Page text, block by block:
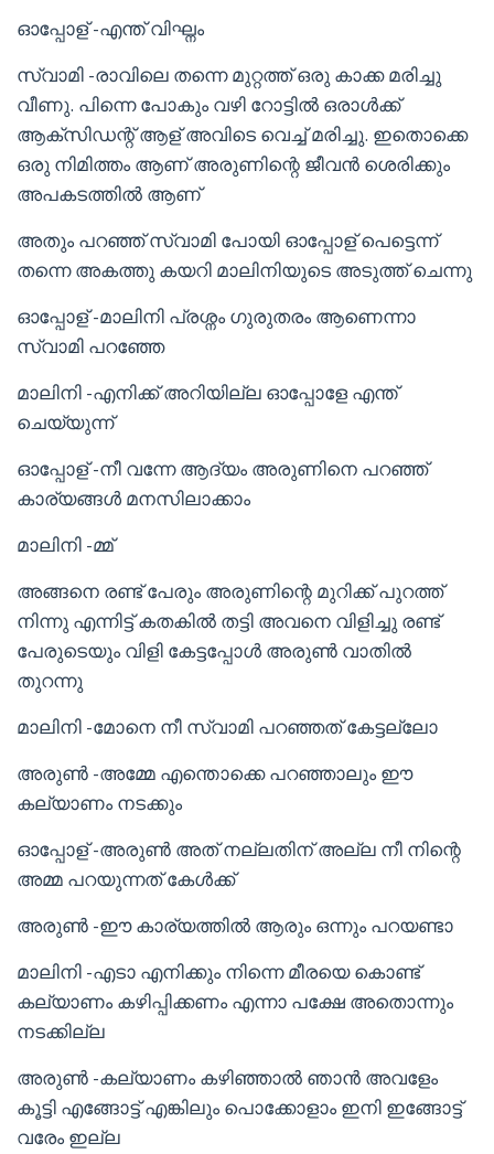
ഓപ്പോള് -എന്ത് വിഘ്നം
സ്വാമി -രാവിലെ തന്നെ മുറ്റത്ത് ഒരു കാക്ക മരിച്ചു
വീണു. പിന്നെ പോകും വഴി റോട്ടിൽ ഒരാൾക്ക്
ആക്സിഡന്റ് ആള് അവിടെ വെച്ച് മരിച്ചു. ഇതൊക്കെ
ഒരു നിമിത്തം ആണ് അരുണിന്റെ ജീവൻ ശെരിക്കും
അപകടത്തിൽ ആണ്
അതും പറഞ്ഞ് സ്വാമി പോയി ഓപ്പോള് പെട്ടെന്ന്
തന്നെ അകത്തു കയറി മാലിനിയുടെ അടുത്ത് ചെന്നു
ഓപ്പോള് -മാലിനി പ്രശ്നം ഗുരുതരം ആണെന്നാ
സ്വാമി പറഞ്ഞേ
മാലിനി -എനിക്ക് അറിയില്ല ഓപ്പോളേ എന്ത്
ചെയ്യുന്ന്
ഓപ്പോള് -നീ വന്നേ ആദ്യം അരുണിനെ പറഞ്ഞ്
കാര്യങ്ങൾ മനസിലാക്കാം
മാലിനി -മ്മ്
അങ്ങനെ രണ്ട് പേരും അരുണിന്റെ മുറിക്ക് പുറത്ത്
നിന്നു എന്നിട്ട് കതകിൽ തട്ടി അവനെ വിളിച്ചു രണ്ട്
പേരുടെയും വിളി കേട്ടപ്പോൾ അരുൺ വാതിൽ
തുറന്നു
മാലിനി -മോനെ നീ സ്വാമി പറഞ്ഞത് കേട്ടല്ലോ
അരുൺ -അമ്മേ എന്തൊക്കെ പറഞ്ഞാലും ഈ
കല്യാണം നടക്കും
ഓപ്പോള് -അരുൺ അത് നല്ലതിന് അല്ല നീ നിന്റെ
അമ്മ പറയുന്നത് കേൾക്ക്
അരുൺ -ഈ കാര്യത്തിൽ ആരും ഒന്നും പറയണ്ടാ
മാലിനി -എടാ എനിക്കും നിന്നെ മീരയെ കൊണ്ട്
കല്യാണം കഴിപ്പിക്കണം എന്നാ പക്ഷേ അതൊന്നും
നടക്കില്ല
അരുൺ -കല്യാണം കഴിഞ്ഞാൽ ഞാൻ അവളേം
കൂട്ടി എങ്ങോട്ട് എങ്കിലും പൊക്കോളാം ഇനി ഇങ്ങോട്ട്
വരേം ഇല്ല